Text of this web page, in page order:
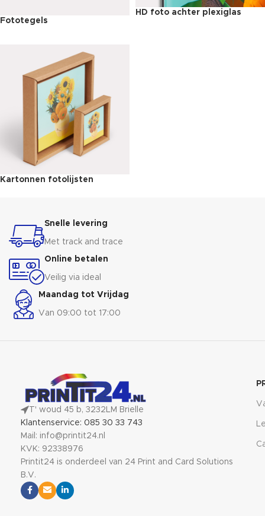
Fototegels
HD foto achter plexiglas
Kartonnen fotolijsten
Snelle levering
Met track and trace
Online betalen
Veilig via ideal
Maandag tot Vrijdag
Van 09:00 tot 17:00
T' woud 45 b, 3232LM Brielle
Klantenservice: 085 30 33 743
Mail: info@printit24.nl
KVK: 92338976
Printit24 is onderdeel van 24 Print and Card Solutions
B.V.